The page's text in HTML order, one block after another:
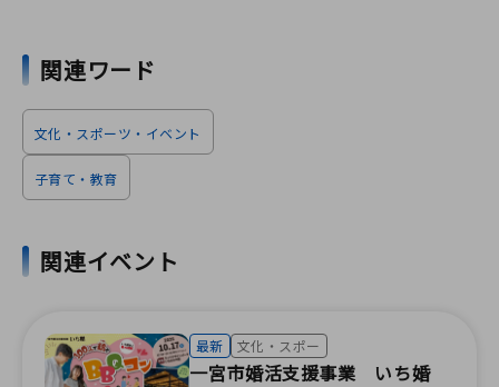
関連ワード
文化・スポーツ・イベント
子育て・教育
関連イベント
最新 文化・スポー
一宮市婚活支援事業 いち婚